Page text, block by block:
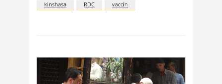
kinshasa
RDC vaccin